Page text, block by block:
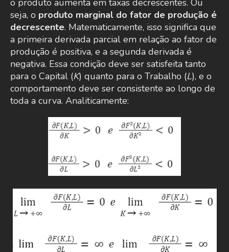
o produto aumenta em taxas decrescentes. Ou
seja, o produto marginal do fator de produção é
decrescente. Matematicamente, isso significa que
a primeira derivada parcial em relação ao fator de
produção é positiva, e a segunda derivada é
negativa. Essa condição deve ser satisfeita tanto
para o Capital (K) quanto para o Trabalho (L), e o
comportamento deve ser consistente ao longo de
toda a curva. Analiticamente: